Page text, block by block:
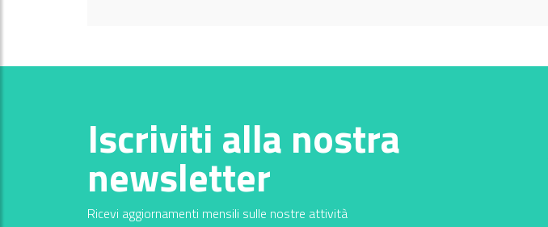
Iscriviti alla nostra
newsletter
Ricevi aggiornamenti mensili sulle nostre attività